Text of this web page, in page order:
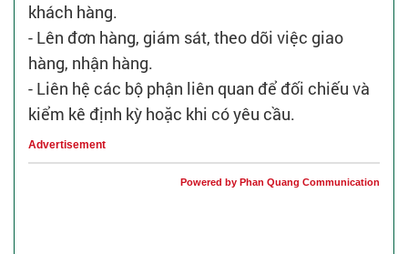
khách hàng.
- Lên đơn hàng, giám sát, theo dõi việc giao
hàng, nhận hàng.
- Liên hệ các bộ phận liên quan để đối chiếu và
kiểm kê định kỳ hoặc khi có yêu cầu.
Advertisement
Powered by Phan Quang Communication